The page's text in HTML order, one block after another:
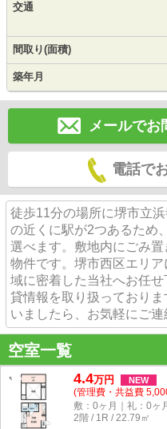
交通
間取り(面積)
築年月
メールでお
電話で
徒歩11分の場所に堺市立
の近くに駅が2つあるため
選べます。敷地内にごみ
物件です。堺市西区エリ
域に密着した当社へお任
貸情報を取り扱っており
いましたら、お気軽にご連
空室一覧
4.4万円 NEW
(管理費・共益費
敷：0ヶ月｜礼：0ヶ
2階 / 1R / 22.79㎡